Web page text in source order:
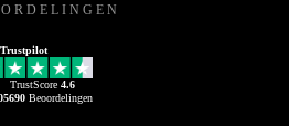
Trustpilot
TrustScore 4.6
Beoordelingen